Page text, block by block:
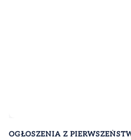
OGŁOSZENIA Z